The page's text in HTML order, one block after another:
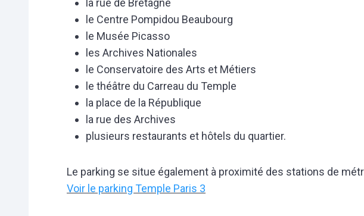
la rue de Bretagne
le Centre Pompidou Beaubourg
le Musée Picasso
les Archives Nationales
le Conservatoire des Arts et Métiers
le théâtre du Carreau du Temple
la place de la République
la rue des Archives
plusieurs restaurants et hôtels du quartier.
Le parking se situe également à proximité des stations de
Voir le parking Temple Paris 3